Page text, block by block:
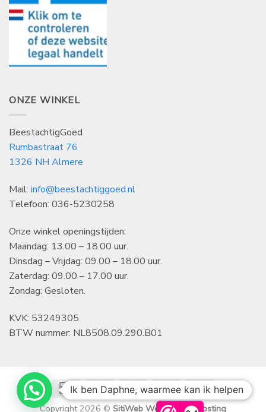
ONZE WINKEL
BeestachtigGoed
Rumbastraat 76
1326 NH Almere
Mail: info@beestachtiggoed.nl
Telefoon: 036-5230258
Onze winkel openingstijden:
Maandag: 13.00 – 18.00 uur.
Dinsdag – Vrijdag: 09.00 – 18.00 uur.
Zaterdag: 09.00 – 17.00 uur.
Zondag: Gesloten.
KVK: 53249305
BTW nummer: NL8508.09.290.B01
IDeal Klarna Bancontact
CBC
KBC
Copyright 2026 © SitiWeb Websites en Hosting
Ik ben Daphne, waarmee kan ik helpen